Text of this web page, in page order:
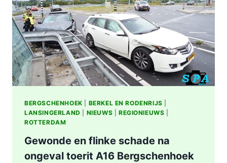
A16
BIJ
BERGSCHENHOEK
BERGSCHENHOEK BERKEL EN RODENRIJS
LANSINGERLAND
NIEUWS REGIONIEUWS
ROTTERDAM
Gewonde en flinke schade na
ongeval toerit A16 Bergschenhoek